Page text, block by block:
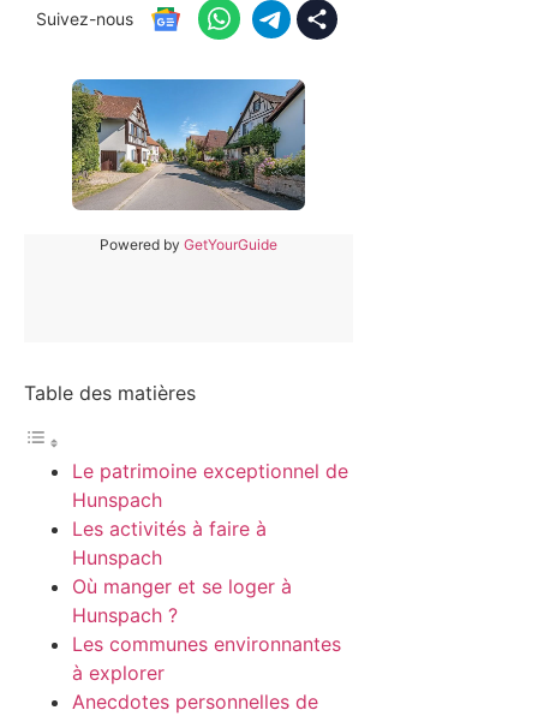
Suivez-nous
Powered by GetYourGuide
Table des matières
Le patrimoine exceptionnel de
Hunspach
Les activités à faire à
Hunspach
Où manger et se loger à
Hunspach ?
Les communes environnantes
à explorer
Anecdotes personnelles de